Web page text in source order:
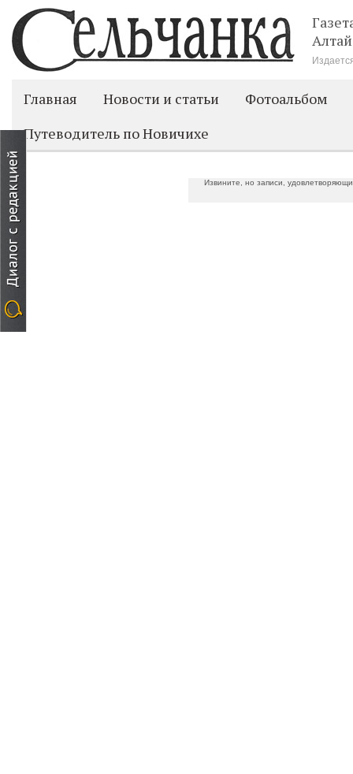
Главная Новости и статьи
Фотоальбом
Путеводитель по Новичихе
Извините, но записи,